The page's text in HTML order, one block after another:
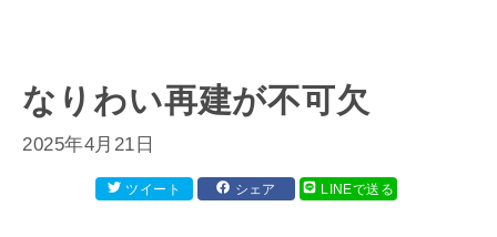
なりわい再建が不可欠
2025年4月21日
ツイート シェア LINEで送る